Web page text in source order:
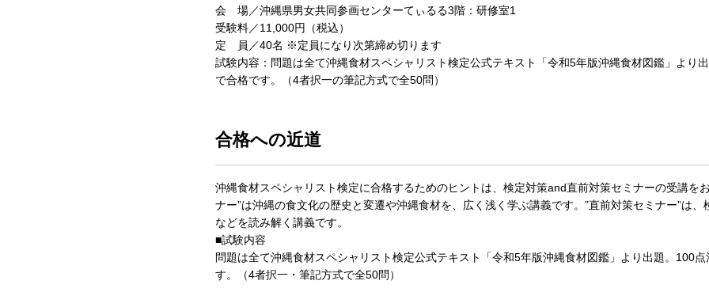
会 場／沖縄県男女共同参画センターてぃるる3階：研修室1
受験料／11,000円（税込）
定 員／40名 ※定員になり次第締め切ります
試験内容：問題は全て沖縄食材スペシャリスト検定公式テキスト「令和5年版沖縄食材図鑑」より
で合格です。（4者択一の筆記方式で全50問）
合格への近道
沖縄食材スペシャリスト検定に合格するためのヒントは、検定対策and直前対策セミナーの受講を
ナー”は沖縄の食文化の歴史と変遷や沖縄食材を、広く浅く学ぶ講義です。”直前対策セミナー”は
などを読み解く講義です。
■試験内容
問題は全て沖縄食材スペシャリスト検定公式テキスト「令和5年版沖縄食材図鑑」より出題。100
す。（4者択一・筆記方式で全50問）